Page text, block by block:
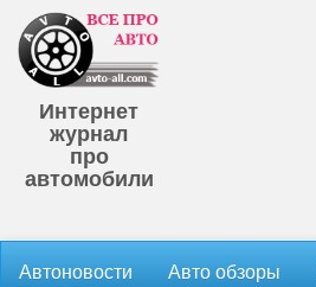
Интернет
журнал
про
автомобили
Автоновости Авто обзоры